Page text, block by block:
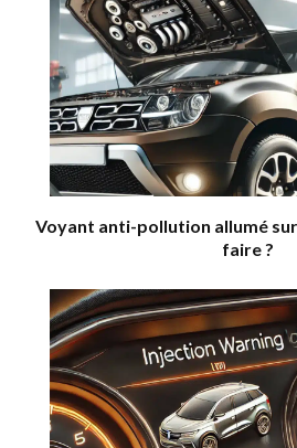
Voyant anti-pollution allumé
faire ?